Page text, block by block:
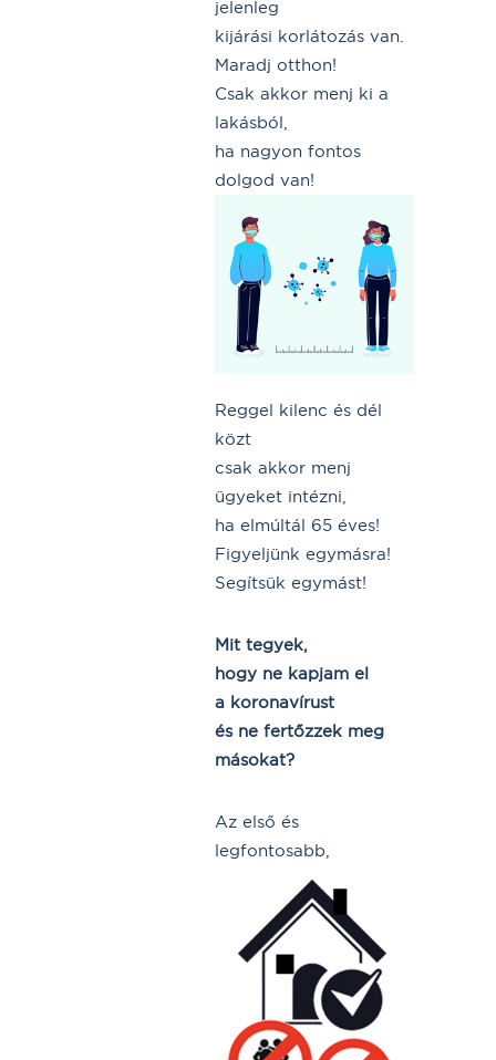
jelenleg
kijárási korlátozás van.
Maradj otthon!
Csak akkor menj ki a
lakásból,
ha nagyon fontos
dolgod van!
Reggel kilenc és dél
közt
csak akkor menj
ügyeket intézni,
ha elmúltál 65 éves!
Figyeljünk egymásra!
Segítsük egymást!
Mit tegyek,
hogy ne kapjam el
a koronavírust
és ne fertőzzek meg
másokat?
Az első és
legfontosabb,